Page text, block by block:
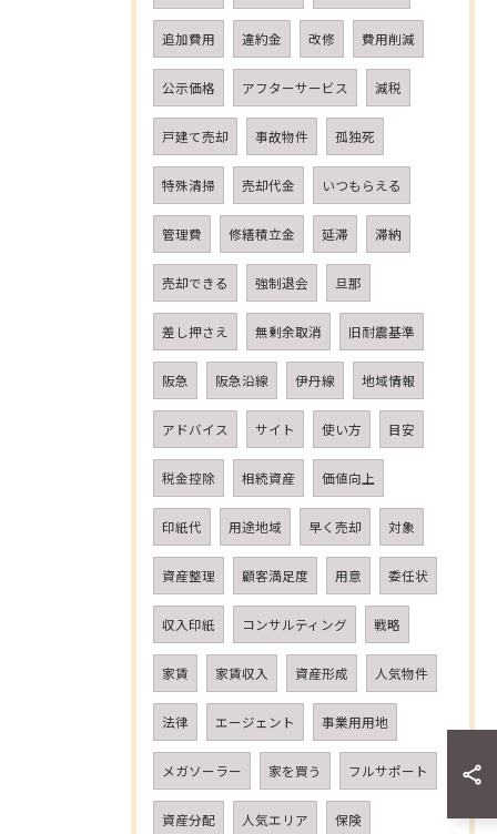
追加費用 違約金 改修 費用削減
公示価格 アフターサービス 減税
戸建て売却 事故物件 孤独死
特殊清掃 売却代金 いつもらえる
管理費 修繕積立金 延滞 滞納
売却できる 強制退会 旦那
差し押さえ 無剰余取消 旧耐震基準
阪急 阪急沿線 伊丹線 地域情報
アドバイス サイト 使い方 目安
税金控除 相続資産 価値向上
印紙代 用途地域 早く売却 対象
資産整理 顧客満足度 用意 委任状
収入印紙 コンサルティング 戦略
家賃 家賃収入 資産形成 人気物件
法律 エージェント 事業用用地
メガソーラー 家を買う フルサポート
資産分配 人気エリア 保険